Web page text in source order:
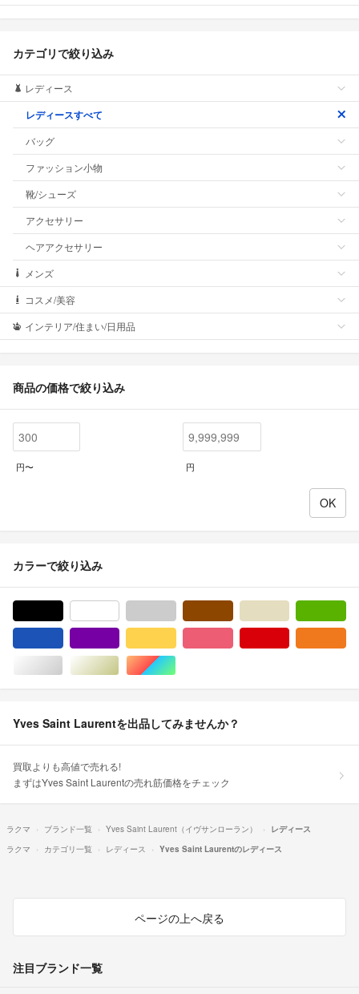
カテゴリで絞り込み
レディース
レディースすべて
バッグ
ファッション小物
靴/シューズ
アクセサリー
ヘアアクセサリー
メンズ
コスメ/美容
インテリア/住まい/日用品
商品の価格で絞り込み
円〜 円
カラーで絞り込み
シルバー/銀色系ゴールド/金色系マルチカラー
Yves Saint Laurentを出品してみませんか？
買取よりも高値で売れる!
まずはYves Saint Laurentの売れ筋価格をチェック
ラクマ ブランド一覧 Yves Saint Laurent（イヴサンローラン）
レディース
ラクマ
カテゴリ一覧 レディース Yves Saint Laurentのレディース
ページの上へ戻る
注目ブランド一覧